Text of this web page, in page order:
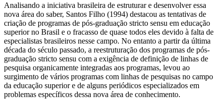
Analisando a iniciativa brasileira de estruturar e desenvolver essa
nova área do saber, Santos Filho (1994) destacou as tentativas de
criação de programas de pós-graduação stricto sensu em educação
superior no Brasil e o fracasso de quase todos eles devido à falta de
especialistas brasileiros nesse campo. No entanto a partir da última
década do século passado, a reestruturação dos programas de pós-
graduação stricto sensu com a exigência de definição de linhas de
pesquisa organicamente integradas aos programas, levou ao
surgimento de vários programas com linhas de pesquisas no campo
da educação superior e de alguns periódicos especializados em
problemas específicos dessa nova área de conhecimento.